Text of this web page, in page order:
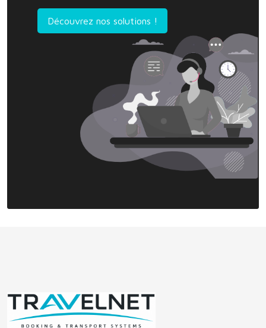
Découvrez nos solutions !